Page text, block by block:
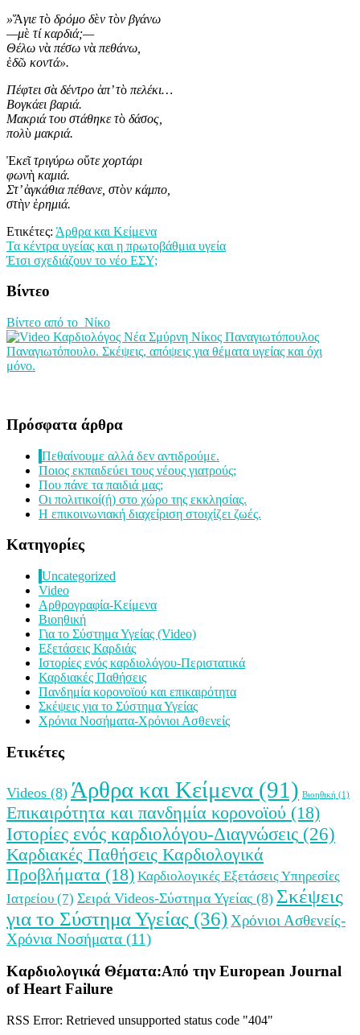
»Ἅγιε τὸ δρόμο δὲν τὸν βγάνω
—μὲ τί καρδιά;—
Θέλω νὰ πέσω νὰ πεθάνω,
ἐδῶ κοντά».
Πέφτει σὰ δέντρο ἀπ’ τὸ πελέκι…
Βογκάει βαριά.
Μακριά του στάθηκε τὸ δάσος,
πολὺ μακριά.
Ἐκεῖτριγύρω οὔτε χορτάρι
φωνὴ καμιά.
Στ’ἀγκάθια πέθανε, στὸν κάμπο,
στὴν ἐρημιά.
Ετικέτες: Άρθρα και Κείμενα
Πλοήγηση
άρθρων
Τα κέντρα υγείας και η πρωτοβάθμια υγεία
Έτσι σχεδιάζουν το νέο ΕΣΥ;
Βίντεο
Βίντεο από το Νίκο
Παναγιωτόπουλο. Σκέψεις, απόψεις για θέματα υγείας και όχι
μόνο.
Πρόσφατα άρθρα
Πεθαίνουμε αλλά δεν αντιδρούμε.
Ποιος εκπαιδεύει τους νέους γιατρούς;
Που πάνε τα παιδιά μας;
Οι πολιτικοί(ή) στο χώρο της εκκλησίας.
Η επικοινωνιακή διαχείριση στοιχίζει ζωές.
Kατηγορίες
Uncategorized
Video
Αρθρογραφία-Κείμενα
Βιοηθική
Για το Σύστημα Υγείας (Video)
Εξετάσεις Καρδιάς
Ιστορίες ενός καρδιολόγου-Περιστατικά
Καρδιακές Παθήσεις
Πανδημία κορονοϊού και επικαιρότητα
Σκέψεις για το Σύστημα Υγείας
Χρόνια Νοσήματα-Χρόνιοι Ασθενείς
Ετικέτες
Videos (8) Άρθρα και Κείμενα (91) Βιοηθική (1)
Επικαιρότητα και πανδημία κορονοϊού (18)
Ιστορίες ενός καρδιολόγου-Διαγνώσεις (26)
Καρδιακές Παθήσεις Καρδιολογικά
Προβλήματα (18) Καρδιολογικές Εξετάσεις Υπηρεσίες
Ιατρείου (7) Σειρά Videos-Σύστημα Υγείας (8) Σκέψεις
για το Σύστημα Υγείας (36) Χρόνιοι Ασθενείς-
Χρόνια Νοσήματα (11)
Καρδιολογικά Θέματα:Από την European Journal
of Heart Failure
RSS Error: Retrieved unsupported status code "404"